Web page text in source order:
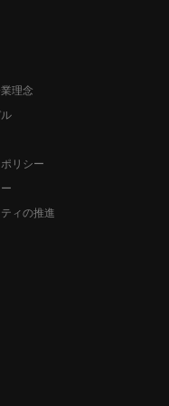
理念
リシー
ィの推進